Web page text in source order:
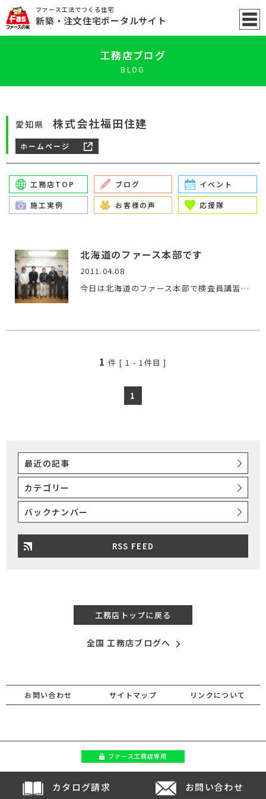
ファース工法でつくる住宅
新築 ・注文住宅ポータルサイト
工務店ブログ
BLOG
愛知県 株式会社福田住建
ホームページ
工務店TOP ブログ イベント
施工実例 お客様の声 応援隊
北海道のファース本部です
2011.04.08
今日は北海道のファース本部で検査員講習行いました。 写真は…
1 件 [1 -1件目 ]
1
最近の記事
カテゴリー
バックナンバー
RSS FEED
工務店トップに戻る
全国 工務店ブログへ
お問い合わせ サイトマップ リンクについて
ファース工務店専用
カタログ請求 お問い合わせ